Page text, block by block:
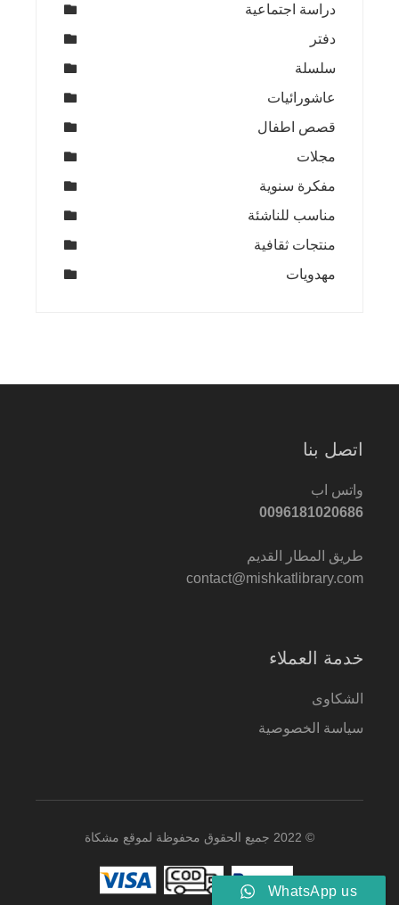
دراسة اجتماعية
دفتر
سلسلة
عاشورائيات
قصص اطفال
مجلات
مفكرة سنوية
مناسب للناشئة
منتجات ثقافية
مهدويات
اتصل بنا
واتس اب
0096181020686
طريق المطار القديم
contact@mishkatlibrary.com
خدمة العملاء
الشكاوى
سياسة الخصوصية
© 2022 جميع الحقوق محفوظة لموقع مشكاة
WhatsApp us